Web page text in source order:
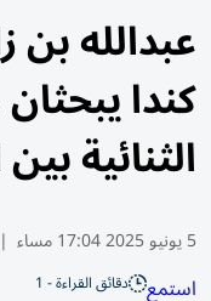
عبدالله بن
كندا
الثنائية
5 يونيو 2025 17:04 مساء |
استمع دقائق القراءة - 1